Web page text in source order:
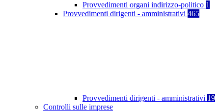
Provvedimenti organi indirizzo-politico 1
Provvedimenti dirigenti - amministrativi 465
Provvedimenti dirigenti - amministrativi 19
Controlli sulle imprese